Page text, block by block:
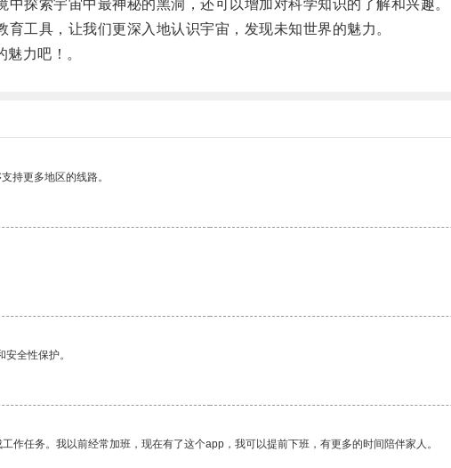
索宇宙中最神秘的黑洞，还可以增加对科学知识的了解和兴趣。
具，让我们更深入地认识宇宙，发现未知世界的魅力。
力吧！。
持更多地区的线路。
全性保护。
作任务。我以前经常加班，现在有了这个app，我可以提前下班，有更多的时间陪伴家人。